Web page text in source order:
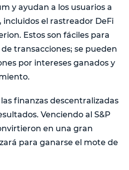
y ayudan a los usuarios a
incluidos el rastreador DeFi
Estos son fáciles para
transacciones; se pueden
por intereses ganados y
finanzas descentralizadas
Venciendo al S&P
en una gran
para ganarse el mote de